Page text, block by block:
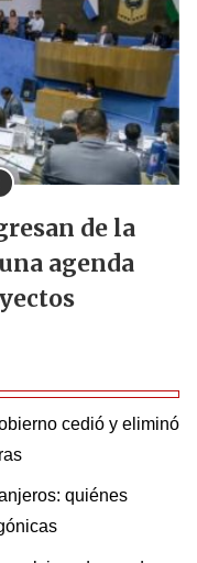
de la
agenda
cedió y eliminó
quiénes